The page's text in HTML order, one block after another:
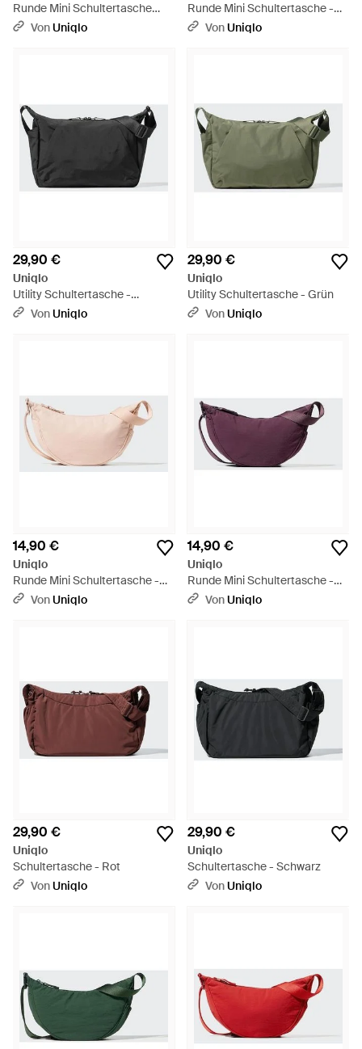
Runde Mini Schultertasche
(Cord) - Braun
VonUniqlo
Runde Mini Schultertasche -
GrünVonUniqlo
29,90 €
Uniqlo
Utility Schultertasche -
Schwarz
VonUniqlo
29,90 €
Uniqlo
Utility Schultertasche - Grün
VonUniqlo
14,90 €
Uniqlo
Runde Mini Schultertasche -
PinkVonUniqlo
14,90 €
Uniqlo
Runde Mini Schultertasche -
Lila VonUniqlo
29,90 €
Uniqlo
Schultertasche - Rot
VonUniqlo
29,90 €
Uniqlo
Schultertasche - Schwarz
VonUniqlo